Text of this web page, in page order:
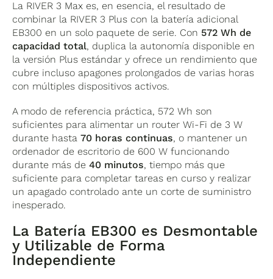
La RIVER 3 Max es, en esencia, el resultado de
combinar la RIVER 3 Plus con la batería adicional
EB300 en un solo paquete de serie. Con 572 Wh de
capacidad total, duplica la autonomía disponible en
la versión Plus estándar y ofrece un rendimiento que
cubre incluso apagones prolongados de varias horas
con múltiples dispositivos activos.
A modo de referencia práctica, 572 Wh son
suficientes para alimentar un router Wi-Fi de 3 W
durante hasta70 horas continuas, o mantener un
ordenador de escritorio de 600 W funcionando
durante más de40 minutos, tiempo más que
suficiente para completar tareas en curso y realizar
un apagado controlado ante un corte de suministro
inesperado.
La Batería EB300 es Desmontable
y Utilizable de Forma
Independiente